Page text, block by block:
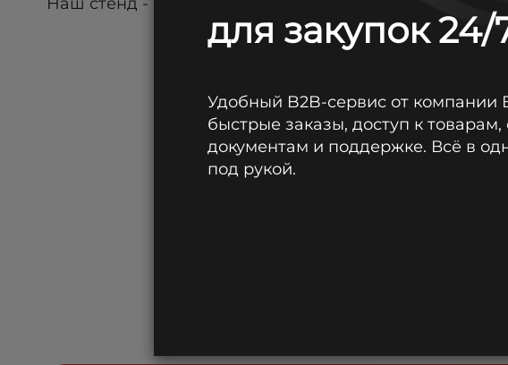
для закупок 24/
Удобный B2B-сервис от
быстрые заказы, доступ к товарам,
документам и поддержке. Всё в
под рукой.